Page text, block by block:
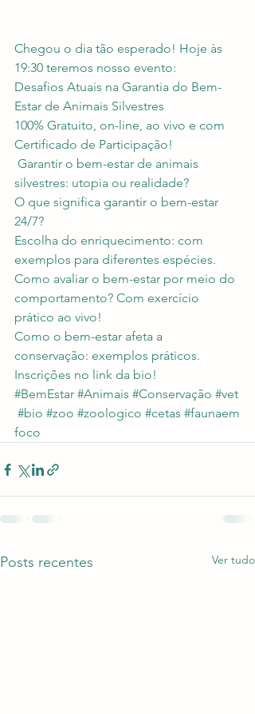
Chegou o dia tão esperado! Hoje às
19:30 teremos nosso evento:
Desafios Atuais na Garantia do Bem-
Estar de Animais Silvestres
100% Gratuito, on-line, ao vivo e com
Certificado de Participação!
Garantir o bem-estar de animais
silvestres: utopia ou realidade?
O que significa garantir o bem-estar
24/7?
Escolha do enriquecimento: com
exemplos para diferentes espécies.
Como avaliar o bem-estar por meio do
comportamento? Com exercício
prático ao vivo!
Como o bem-estar afeta a
conservação: exemplos práticos.
Inscrições no link da bio!
#BemEstar #Animais #Conservação #vet
#bio #zoo #zoologico #cetas #faunaem
foco
Posts recentes Ver tudo